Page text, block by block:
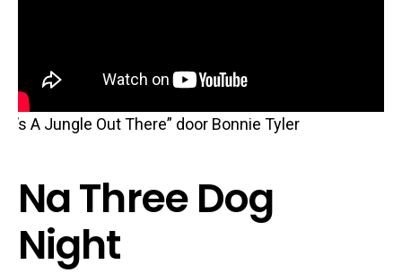
“It’s A Jungle Out There” door Bonnie Tyler
Na Three Dog
Night